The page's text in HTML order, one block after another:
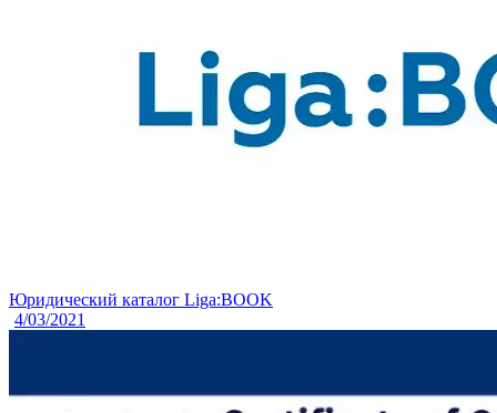
Юридический каталог Liga:BOOK
4/03/2021